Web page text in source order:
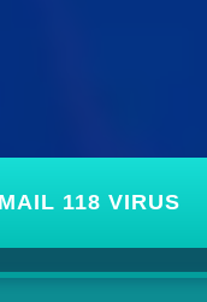
118 VIRUS